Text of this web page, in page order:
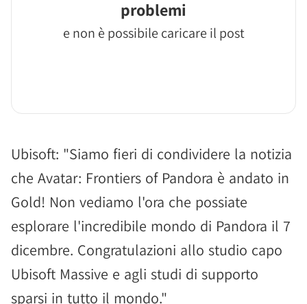
problemi
e non è possibile caricare il post
Ubisoft: "Siamo fieri di condividere la notizia
che Avatar: Frontiers of Pandora è andato in
Gold! Non vediamo l'ora che possiate
esplorare l'incredibile mondo di Pandora il 7
dicembre. Congratulazioni allo studio capo
Ubisoft Massive e agli studi di supporto
sparsi in tutto il mondo."